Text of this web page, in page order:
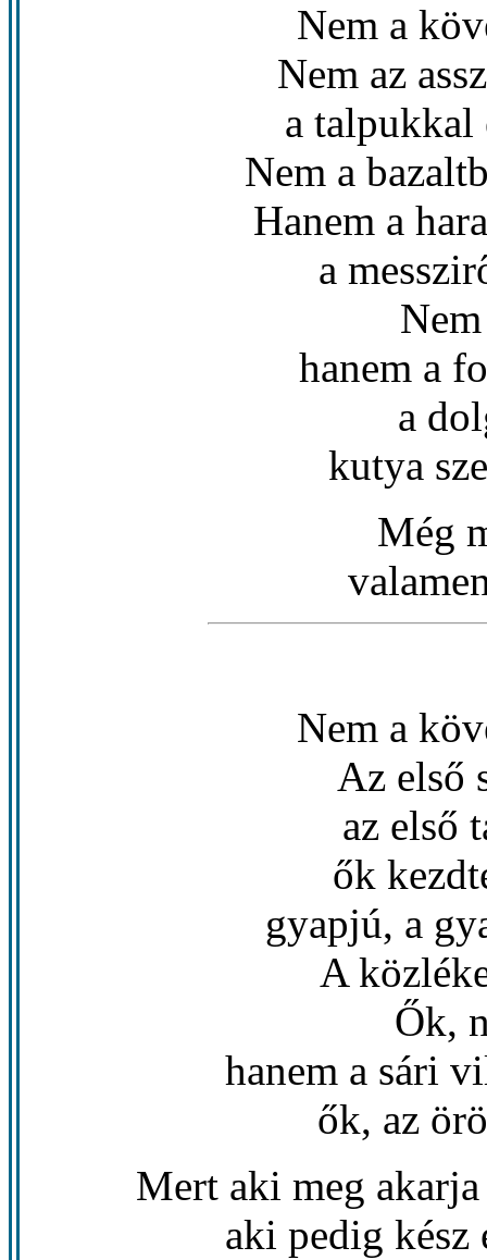
Nem a
Nem az
a talpukkal
Nem a
Hanem a
a
hanem a
a
kutya
Még
Nem a
Az első
az első
ők
gyapjú, a
A
Ők,
hanem a sári
ők, az
Mert aki meg
aki pedig kész